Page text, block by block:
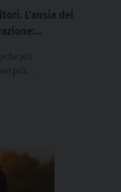
L’ansia dei
più
più